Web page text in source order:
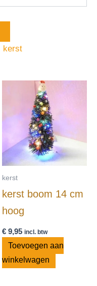
kerst
kerst
kerst boom 14 cm
hoog
€9,95 incl. btw
Toevoegen aan
winkelwagen